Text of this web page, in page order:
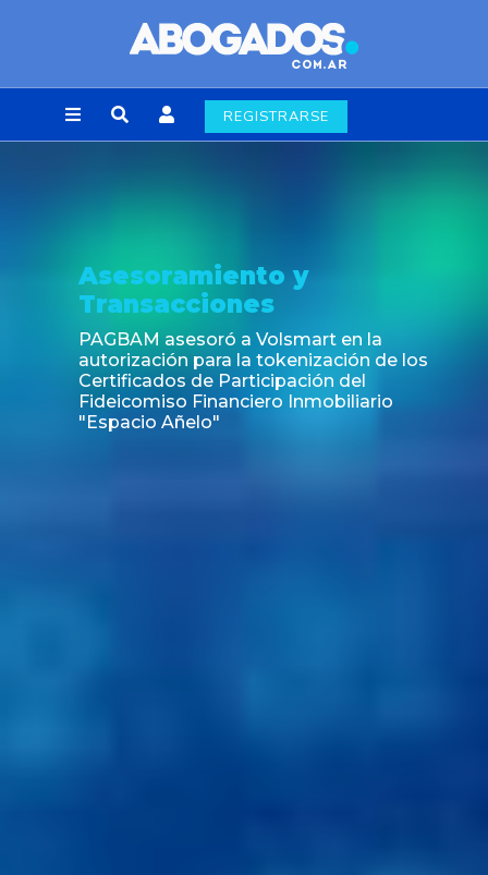
REGISTRARSE
Asesoramiento y
Transacciones
PAGBAM asesoró a Volsmart en la
autorización para la tokenización de los
Certificados de Participación del
Fideicomiso Financiero Inmobiliario
"Espacio Añelo"